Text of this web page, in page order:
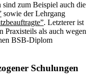
zum Beispiel auch die
sowie der Lehrgang
. Letzterer ist
Praxisteils als auch wegen
BSB-Diplom
Schulungen